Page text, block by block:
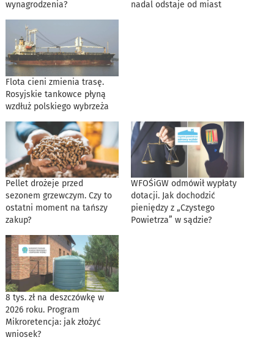
wynagrodzenia?
nadal odstaje od miast
Flota cieni zmienia trasę.
Rosyjskie tankowce płyną
wzdłuż polskiego wybrzeża
Pellet drożeje przed
sezonem grzewczym. Czy to
ostatni moment na tańszy
zakup?
WFOŚiGW odmówił wypłaty
dotacji. Jak dochodzić
pieniędzy z „Czystego
Powietrza” w sądzie?
8 tys. zł na deszczówkę w
2026 roku. Program
Mikroretencja: jak złożyć
wniosek?